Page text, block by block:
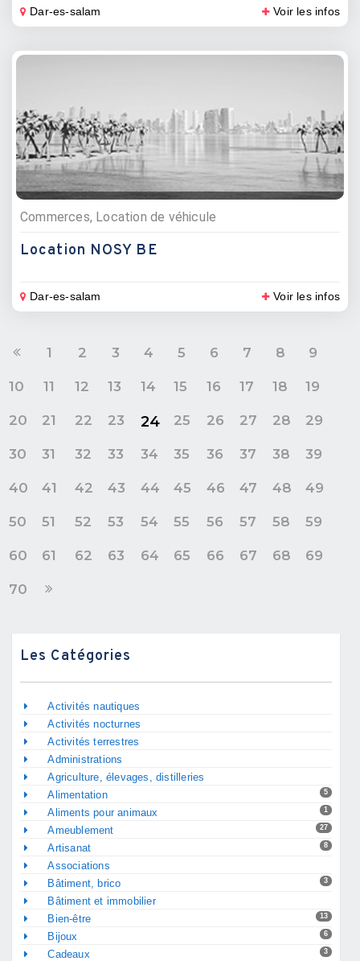
Dar-es-salam Voir les infos
Commerces, Location de véhicule
Location NOSY BE
Dar-es-salam Voir les infos
1 2 3 4 5 6 7 8 9
10 11 12 13 14 15 16 17 18 19
20 21 22 23 24 25 26 27 28 29
30 31 32 33 34 35 36 37 38 39
40 41 42 43 44 45 46 47 48 49
50 51 52 53 54 55 56 57 58 59
60 61 62 63 64 65 66 67 68 69
70
Les Catégories
Activités nautiques
Activités nocturnes
Activités terrestres
Administrations
Agriculture, élevages, distilleries
5
Alimentation
1
Aliments pour animaux
27
Ameublement
8
Artisanat
Associations
3
Bâtiment, brico
Bâtiment et immobilier
13
Bien-être
6
Bijoux
3
Cadeaux